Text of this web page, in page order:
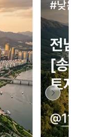
내
불러올 수 없습니다.
다.